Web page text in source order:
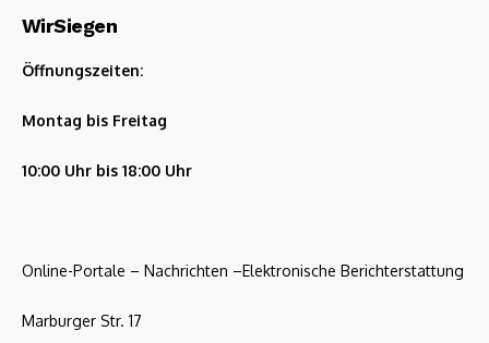
WirSiegen
Öffnungszeiten:
Montag bis Freitag
10:00 Uhr bis 18:00 Uhr
Online-Portale – Nachrichten –Elektronische Berichterstattung
Marburger Str. 17